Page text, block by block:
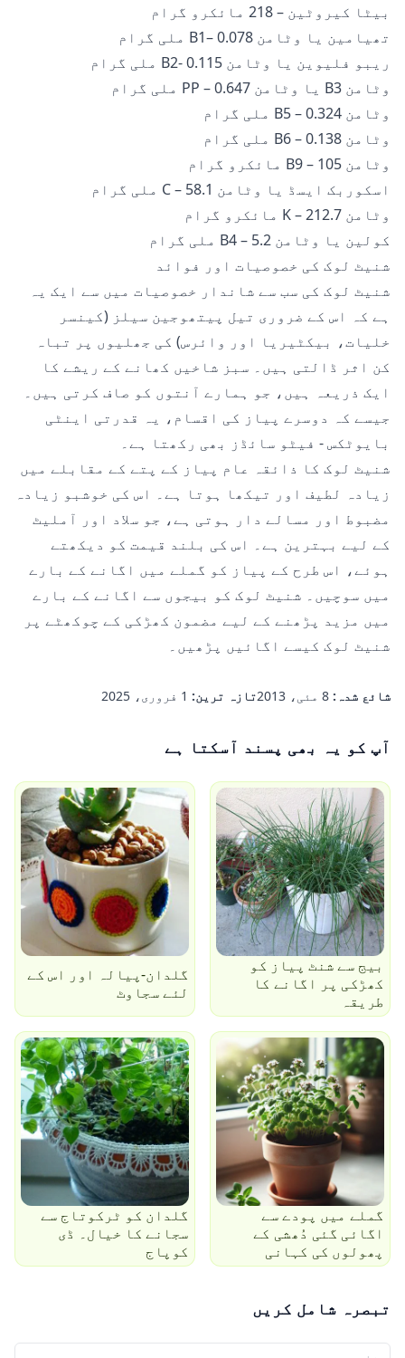
بیٹا کیروٹین – 218 مائکرو گرام
تھیامین یا وٹامن B1– 0.078 ملی گرام
ریبو فلیوین یا وٹامن B2- 0.115 ملی گرام
وٹامن B3 یا وٹامن PP – 0.647 ملی گرام
وٹامن B5 – 0.324 ملی گرام
وٹامن B6 – 0.138 ملی گرام
وٹامن B9 – 105 مائکرو گرام
اسکوربک ایسڈ یا وٹامن C – 58.1 ملی گرام
وٹامن K – 212.7 مائکرو گرام
کولین یا وٹامن B4 – 5.2 ملی گرام
شنیٹ لوک کی خصوصیات اور فوائد
شنیٹ لوک کی سب سے شاندار خصوصیات میں سے ایک یہ
ہے کہ اس کے ضروری تیل پیتھوجین سیلز (کینسر
خلیات، بیکٹیریا اور وائرس) کی جھلیوں پر تباہ
کن اثر ڈالتی ہیں۔ سبز شاخیں کھانے کے ریشے کا
ایک ذریعہ ہیں، جو ہمارے آنتوں کو صاف کرتی ہیں۔
جیسے کہ دوسرے پیاز کی اقسام، یہ قدرتی اینٹی
بایوٹکس - فیٹو سائڈز بھی رکھتا ہے۔
شنیٹ لوک کا ذائقہ عام پیاز کے پتے کے مقابلے میں
زیادہ لطیف اور تیکھا ہوتا ہے۔ اس کی خوشبو زیادہ
مضبوط اور مسالے دار ہوتی ہے، جو سلاد اور آملیٹ
کے لیے بہترین ہے۔ اس کی بلند قیمت کو دیکھتے
ہوئے، اس طرح کے پیاز کو گملے میں اگانے کے بارے
میں سوچیں۔ شنیٹ لوک کو بیجوں سے اگانے کے بارے
میں مزید پڑھنے کے لیے مضمون کھڑکی کے چوکھٹے پر
شنیٹ لوک کیسے اگائیں پڑھیں۔
شائع شدہ: 8 مئی، 2013 تازہ ترین: 1 فروری، 2025
آپ کو یہ بھی پسند آسکتا ہے
بیج سے شنٹ پیاز کو
کھڑکی پر اگانے کا
طریقہ
گلدان-پیالہ اور اس کے
لئے سجاوٹ
گملے میں پودے سے
اگائی گئی دُھشی کے
پھولوں کی کہانی
گلدان کو ٹرکوتاج سے
سجانے کا خیال۔ ڈی
کوپاج
تبصرہ شامل کریں
آپ کا نام